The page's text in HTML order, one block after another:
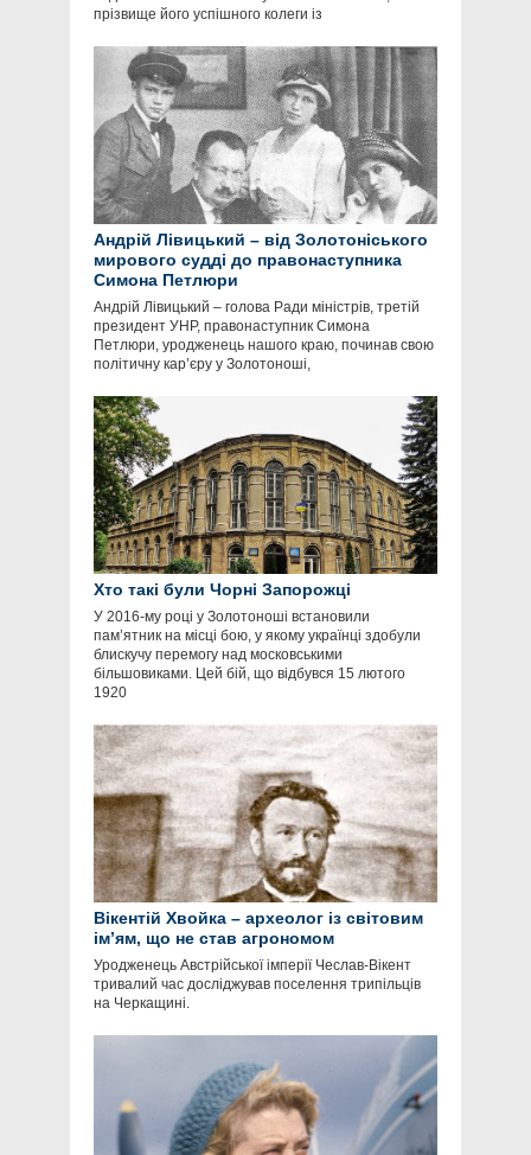
прізвище його успішного колеги із
Андрій Лівицький – від Золотоніського
мирового судді до правонаступника
Симона Петлюри
Андрій Лівицький – голова Ради міністрів, третій
президент УНР, правонаступник Симона
Петлюри, уродженець нашого краю, починав свою
політичну кар’єру у Золотоноші,
Хто такі були Чорні Запорожці
У 2016-му році у Золотоноші встановили
пам’ятник на місці бою, у якому українці здобули
блискучу перемогу над московськими
більшовиками. Цей бій, що відбувся 15 лютого
1920
Вікентій Хвойка – археолог із світовим
ім’ям, що не став агрономом
Уродженець Австрійської імперії Чеслав-Вікент
тривалий час досліджував поселення трипільців
на Черкащині.